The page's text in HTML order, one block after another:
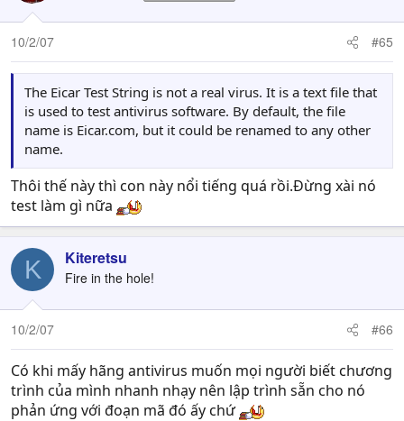
10/2/07 #65
The Eicar Test String is not a real virus. It is a text file that
is used to test antivirus software. By default, the file
name is Eicar.com, but it could be renamed to any other
name.
Thôi thế này thì con này nổi tiếng quá rồi.Đừng xài nó
test làm gì nữa
K Kiteretsu
Fire in the hole!
10/2/07 #66
Có khi mấy hãng antivirus muốn mọi người biết chương
trình của mình nhanh nhạy nên lập trình sẵn cho nó
phản ứng với đoạn mã đó ấy chứ